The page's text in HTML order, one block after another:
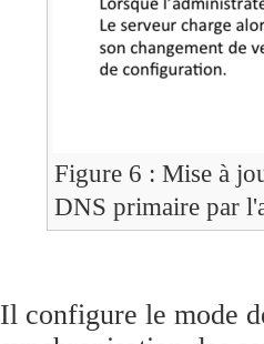
Figure 6 : Mise à
DNS primaire par
Il configure le mode